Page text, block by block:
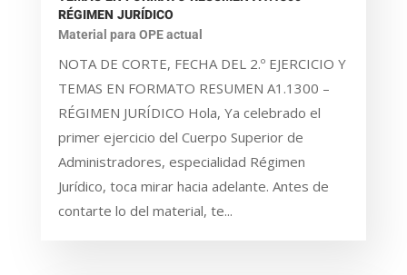
RÉGIMEN JURÍDICO
Material para OPE actual
NOTA DE CORTE, FECHA DEL 2.º EJERCICIO Y
TEMAS EN FORMATO RESUMEN A1.1300 –
RÉGIMEN JURÍDICO Hola, Ya celebrado el
primer ejercicio del Cuerpo Superior de
Administradores, especialidad Régimen
Jurídico, toca mirar hacia adelante. Antes de
contarte lo del material, te...